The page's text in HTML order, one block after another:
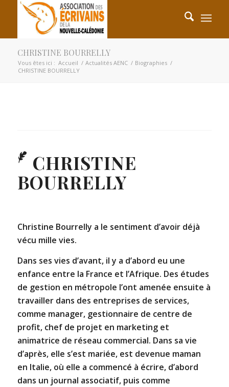
CHRISTINE BOURRELLY
Vous êtes ici : Accueil / Actualités AENC / Biographies /
CHRISTINE BOURRELLY
CHRISTINE
BOURRELLY
Christine Bourrelly a le sentiment d’avoir déjà
vécu mille vies.
Dans ses vies d’avant, il y a d’abord eu une
enfance entre la France et l’Afrique. Des études
de gestion en métropole l’ont amenée ensuite à
travailler dans des entreprises de services,
comme manager, gestionnaire de centre de
profit, chef de projet en marketing et
animatrice de réseau commercial. Dans sa vie
d’après, elle s’est mariée, est devenue maman
en Italie, où elle a commencé à écrire, d’abord
dans un journal associatif, puis comme